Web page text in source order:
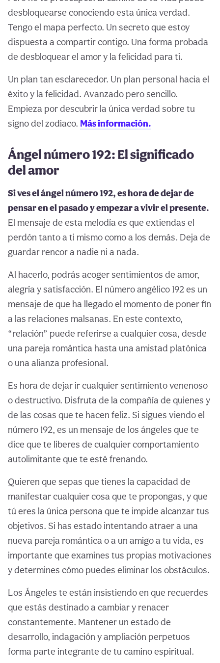
desbloquearse conociendo esta única verdad.
Tengo el mapa perfecto. Un secreto que estoy
dispuesta a compartir contigo. Una forma probada
de desbloquear el amor y la felicidad para ti.
Un plan tan esclarecedor. Un plan personal hacia el
éxito y la felicidad. Avanzado pero sencillo.
Empieza por descubrir la única verdad sobre tu
signo del zodiaco. Más información.
Ángel número 192: El significado
del amor
Si ves el ángel número 192, es hora de dejar de
pensar en el pasado y empezar a vivir el presente.
El mensaje de esta melodía es que extiendas el
perdón tanto a ti mismo como a los demás. Deja de
guardar rencor a nadie ni a nada.
Al hacerlo, podrás acoger sentimientos de amor,
alegría y satisfacción. El número angélico 192 es un
mensaje de que ha llegado el momento de poner fin
a las relaciones malsanas. En este contexto,
“relación” puede referirse a cualquier cosa, desde
una pareja romántica hasta una amistad platónica
o una alianza profesional.
Es hora de dejar ir cualquier sentimiento venenoso
o destructivo. Disfruta de la compañía de quienes y
de las cosas que te hacen feliz. Si sigues viendo el
número 192, es un mensaje de los ángeles que te
dice que te liberes de cualquier comportamiento
autolimitante que te esté frenando.
Quieren que sepas que tienes la capacidad de
manifestar cualquier cosa que te propongas, y que
tú eres la única persona que te impide alcanzar tus
objetivos. Si has estado intentando atraer a una
nueva pareja romántica o a un amigo a tu vida, es
importante que examines tus propias motivaciones
y determines cómo puedes eliminar los obstáculos.
Los Ángeles te están insistiendo en que recuerdes
que estás destinado a cambiar y renacer
constantemente. Mantener un estado de
desarrollo, indagación y ampliación perpetuos
forma parte integrante de tu camino espiritual.